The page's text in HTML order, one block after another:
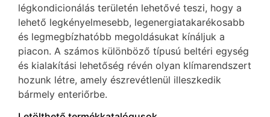
légkondicionálás területén lehetővé teszi, hogy a
lehető legkényelmesebb, legenergiatakarékosabb
és legmegbízhatóbb megoldásukat kínáljuk a
piacon. A számos különböző típusú beltéri egység
és kialakítási lehetőség révén olyan klímarendszert
hozunk létre, amely észrevétlenül illeszkedik
bármely enteriőrbe.